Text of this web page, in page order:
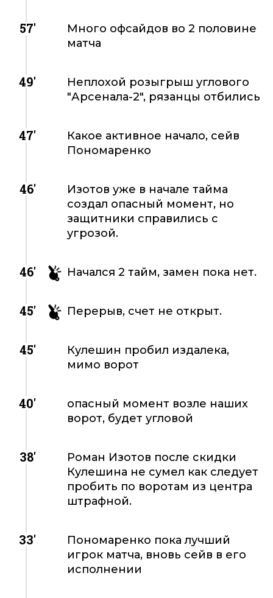
57'
Много офсайдов во 2 половине
матча
49'
Неплохой розыгрыш углового
"Арсенала-2", рязанцы отбились
47'
Какое активное начало, сейв
Пономаренко
46'
Изотов уже в начале тайма
создал опасный момент, но
защитники справились с
угрозой.
46' Начался 2 тайм, замен пока нет.
45' Перерыв, счет не открыт.
45'
Кулешин пробил издалека,
мимо ворот
40'
опасный момент возле наших
ворот, будет угловой
38'
Роман Изотов после скидки
Кулешина не сумел как следует
пробить по воротам из центра
штрафной.
33'
Пономаренко пока лучший
игрок матча, вновь сейв в его
исполнении